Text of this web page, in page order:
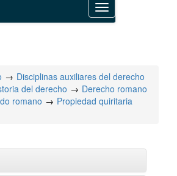
Toggle
navigation
Disciplinas auxiliares del derecho
del derecho
Derecho romano
romano
Propiedad quiritaria